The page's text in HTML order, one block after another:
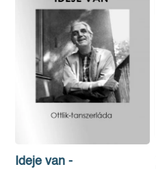
Ideje van -